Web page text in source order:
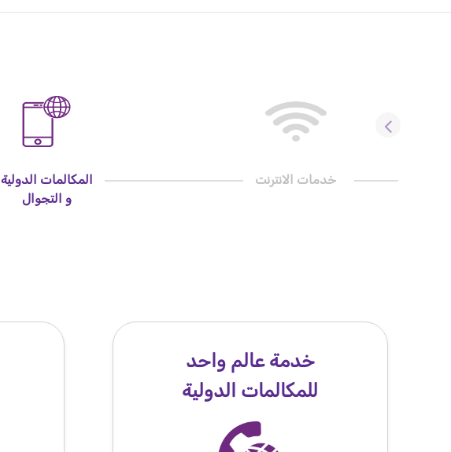
خدمات الانترنت
المكالمات الدولية
و التجوال
خدمة عالم واحد
للمكالمات الدولية